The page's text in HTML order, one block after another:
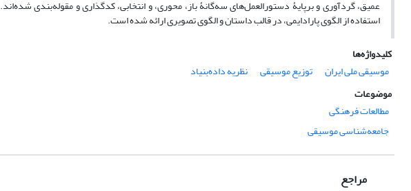
استفاده از الگوی پارادایمی، در قالب داستان و الگوی تصویری ارائه شده است.
کلیدواژه‌ها
موسیقی ملی ایران
توزیع موسیقی
نظریه داده‌بنیاد
موضوعات
مطالعات فرهنگی
جامعه‌شناسی موسیقی
مراجع